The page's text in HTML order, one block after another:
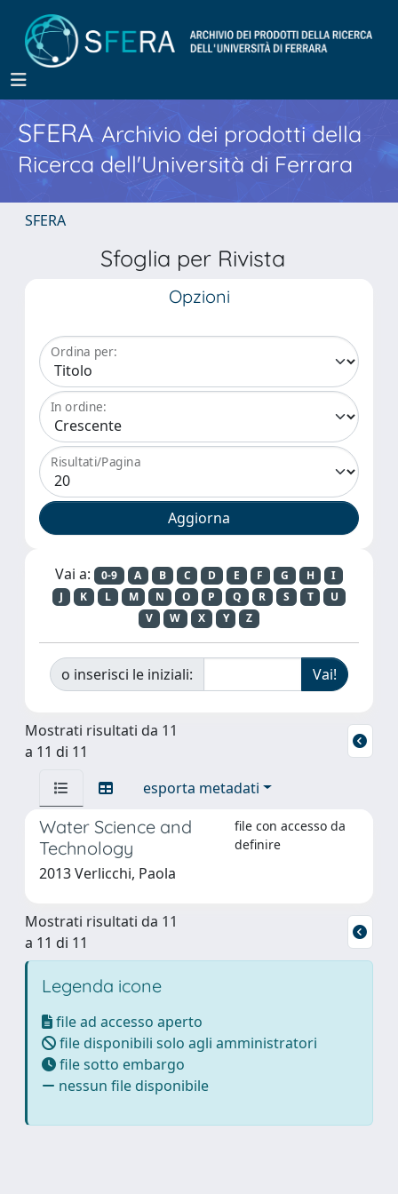
SFERA Archivio dei prodotti della
Ricerca dell'Università di Ferrara
SFERA
Sfoglia per Rivista
Opzioni
Ordina per:
In ordine:
Risultati/Pagina
Vai a: 0-9 A B C D E F G H
I
J
K L M N O P Q R S T
U
V
W X Y Z
o inserisci le iniziali:
Mostrati risultati da 11
a 11 di 11
esporta metadati
Water Science and
Technology
file con accesso da
definire
2013 Verlicchi, Paola
Mostrati risultati da 11
a 11 di 11
Legenda icone
file ad accesso aperto
file disponibili solo agli amministratori
file sotto embargo
nessun file disponibile